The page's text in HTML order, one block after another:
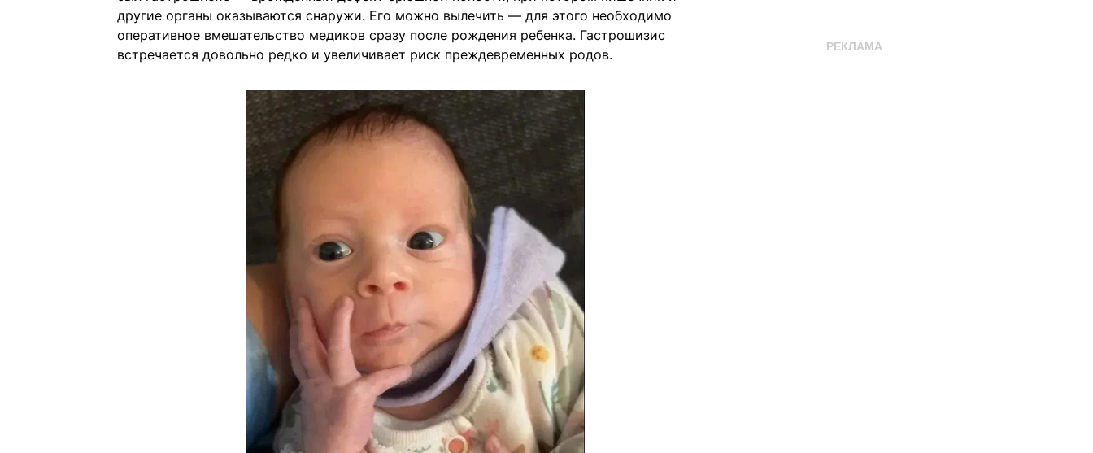
другие органы оказываются снаружи. Его можно вылечить — для этого необходимо
оперативное вмешательство медиков сразу после рождения ребенка. Гастрошизис
встречается довольно редко и увеличивает риск преждевременных родов.